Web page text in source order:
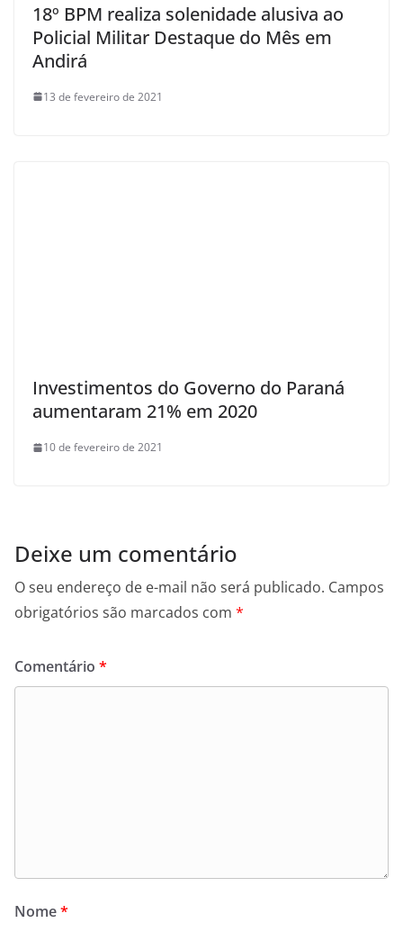
18º BPM realiza solenidade alusiva ao
Policial Militar Destaque do Mês em
Andirá
13 de fevereiro de 2021
Investimentos do Governo do Paraná
aumentaram 21% em 2020
10 de fevereiro de 2021
Deixe um comentário
O seu endereço de e-mail não será publicado. Campos
obrigatórios são marcados com *
Comentário *
Nome*